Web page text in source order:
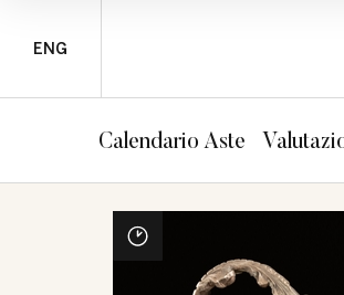
ENG
Calendario Aste